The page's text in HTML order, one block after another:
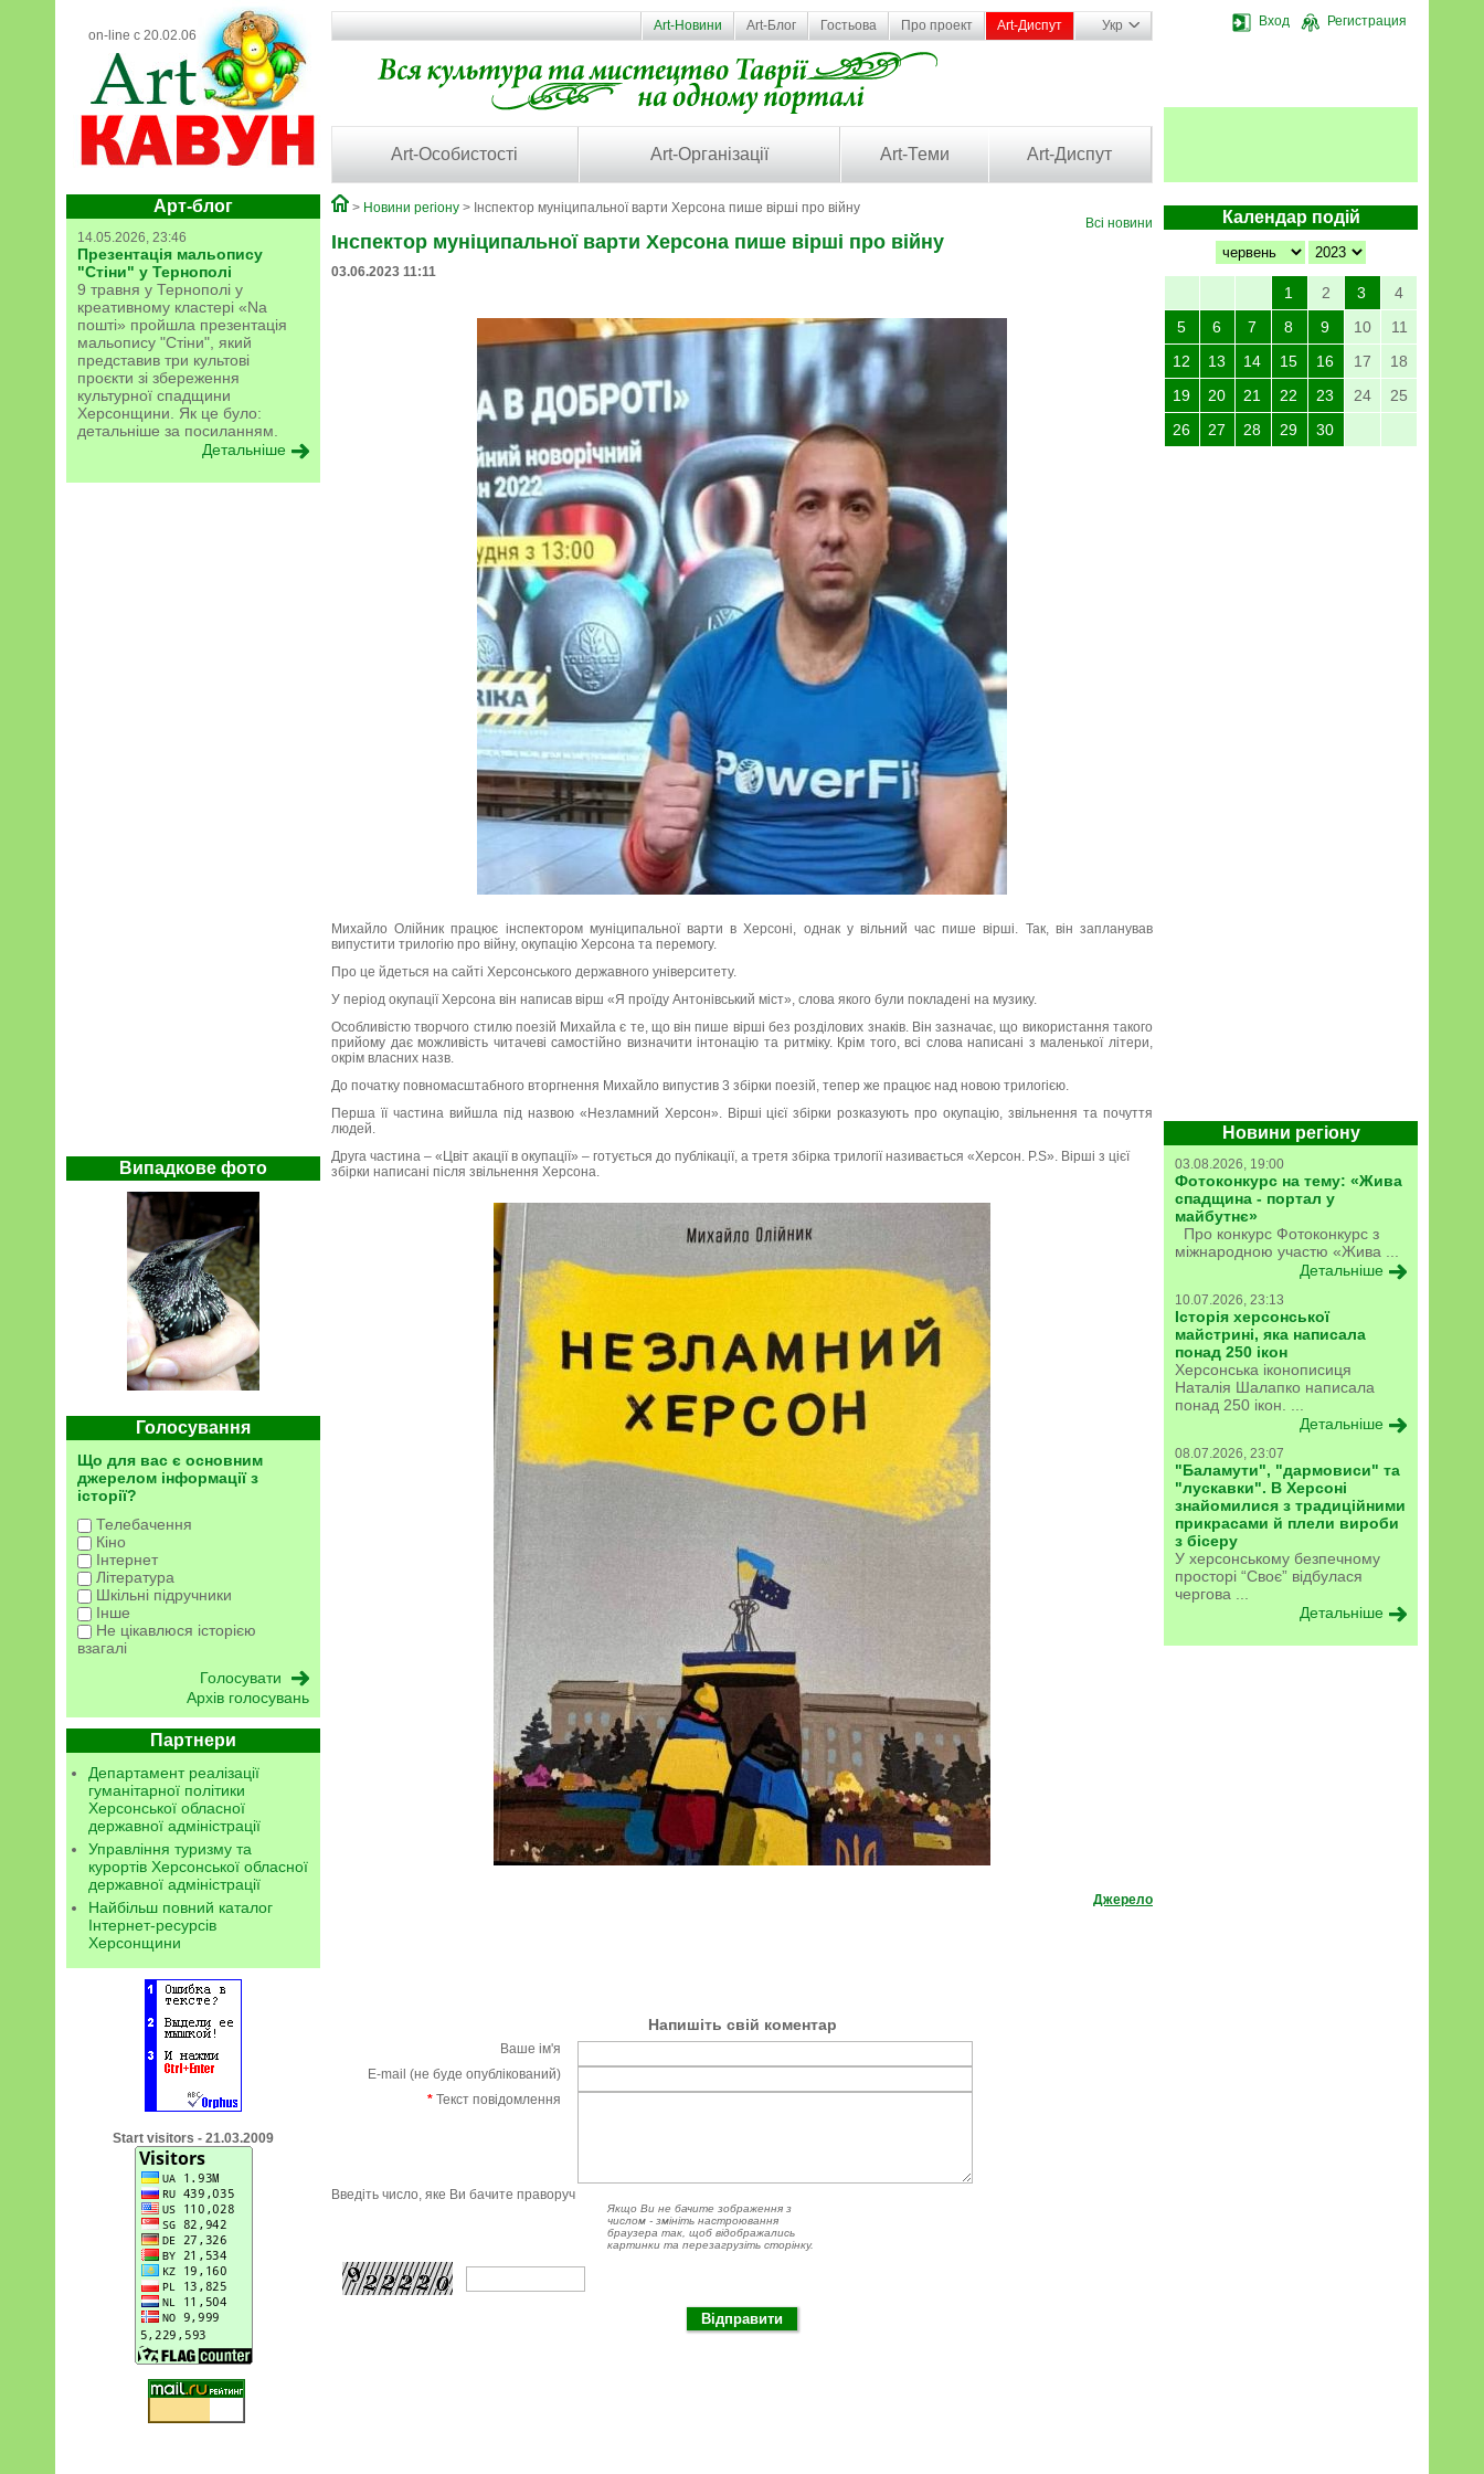
on-line с 20.02.06
Вход Регистрация
Art-Новини Art-Блог Гостьова Про проект Art-Диспут Укр
Art-Особистості Art-Організації Art-Теми Art-Диспут
Арт-блог
14.05.2026, 23:46
Презентація мальопису
"Стіни" у Тернополі
9 травня у Тернополі у
креативному кластері «Na
пошті» пройшла презентація
мальопису "Стіни", який
представив три культові
проєкти зі збереження
культурної спадщини
Херсонщини. Як це було:
детальніше за посиланням.
Детальніше
Випадкове фото
Голосування
Що для вас є основним
джерелом інформації з
історії?
Телебачення
Кіно
Інтернет
Література
Шкільні підручники
Інше
Не цікавлюся історією
взагалі
Архів голосувань
Партнери
Департамент реалізації
гуманітарної політики
Херсонської обласної
державної адміністрації
Управління туризму та
курортів Херсонської обласної
державної адміністрації
Найбільш повний каталог
Інтернет-ресурсів
Херсонщини
Start visitors - 21.03.2009
Календар подій
1 2 3
4
5
6 7 8 9 10
11
12
13 14 15 16 17
18
19
20 21 22 23 24
25
26
27 28 29 30
Новини регіону
03.08.2026, 19:00
Фотоконкурс на тему: «Жива
спадщина - портал у
майбутнє»
Про конкурс Фотоконкурс з
міжнародною участю «Жива ...
Детальніше
10.07.2026, 23:13
Історія херсонської
майстрині, яка написала
понад 250 ікон
Херсонська іконописиця
Наталія Шалапко написала
понад 250 ікон. ...
Детальніше
08.07.2026, 23:07
"Баламути", "дармовиси" та
"лускавки". В Херсоні
знайомилися з традиційними
прикрасами й плели вироби
з бісеру
У херсонському безпечному
просторі “Своє” відбулася
чергова ...
Детальніше
> Новини регіону > Інспектор муніципальної варти Херсона пише вірші про війну
Всі новини
Інспектор муніципальної варти Херсона пише вірші про війну
03.06.2023 11:11
Михайло Олійник працює інспектором муніципальної варти в Херсоні, однак у вільний час пише вірші. Так, він запланував
випустити трилогію про війну, окупацію Херсона та перемогу.
Про це йдеться на сайті Херсонського державного університету.
У період окупації Херсона він написав вірш «Я проїду Антонівський міст», слова якого були покладені на музику.
Особливістю творчого стилю поезій Михайла є те, що він пише вірші без розділових знаків. Він зазначає, що використання такого
прийому дає можливість читачеві самостійно визначити інтонацію та ритміку. Крім того, всі слова написані з маленької літери,
окрім власних назв.
До початку повномасштабного вторгнення Михайло випустив 3 збірки поезій, тепер же працює над новою трилогією.
Перша її частина вийшла під назвою «Незламний Херсон». Вірші цієї збірки розказують про окупацію, звільнення та почуття
людей.
Друга частина – «Цвіт акації в окупації» – готується до публікації, а третя збірка трилогії називається «Херсон. P.S». Вірші з цієї
збірки написані після звільнення Херсона.
Джерело
Напишіть свій коментар
Ваше ім'я
E-mail (не буде опублікований)
* Текст повідомлення
Введіть число, яке Ви бачите праворуч
Якщо Ви не бачите зображення з
числом - змініть настроювання
браузера так, щоб відображались
картинки та перезагрузіть сторінку.